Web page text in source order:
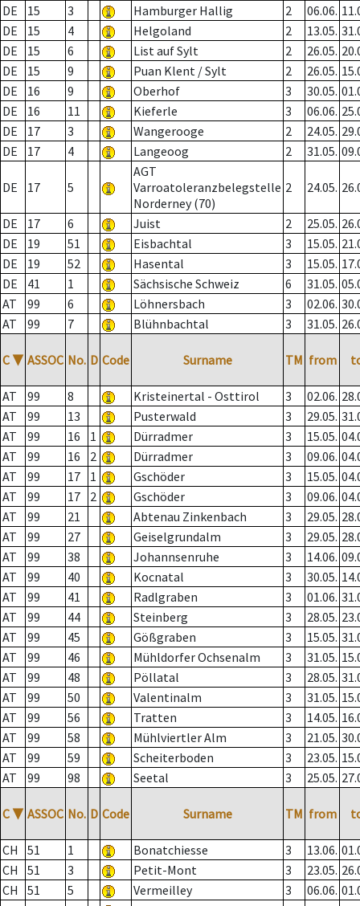
DE
15 3 Hamburger Hallig 2 06.06.
DE
15 4 Helgoland 2 13.05.
DE
15 6 List auf Sylt 2 26.05.
DE
15 9 Puan Klent / Sylt 2 26.05.
DE
16 9 Oberhof 3 30.05.
DE
16 11 Kieferle 3 06.06.
DE
17 3 Wangerooge 2 24.05.
DE
17 4 Langeoog 2 31.05.
DE 17 5
AGT
Varroatoleranzbelegstelle
Norderney (70)
2 24.05.
DE 17 6 Juist 2 25.05.
DE
19 51 Eisbachtal 3 15.05.
DE
19 52 Hasental 3 15.05.
DE
41 1 Sächsische Schweiz 6 31.05.
AT
99 6 Löhnersbach 3 02.06.
AT
99 7 Blühnbachtal 3 31.05.
C ▼ ASSOC No. D Code Surname TM from
AT 99 8 Kristeinertal - Osttirol 3 02.06.
AT
99 13 Pusterwald 3 29.05.
AT
99 16 1 Dürradmer 3 15.05.
AT
99 16 2 Dürradmer 3 09.06.
AT
99 17 1 Gschöder 3 15.05.
AT
99 17 2 Gschöder 3 09.06.
AT
99 21 Abtenau Zinkenbach 3 29.05.
AT
99 27 Geiselgrundalm 3 29.05.
AT
99 38 Johannsenruhe 3 14.06.
AT
99 40 Kocnatal 3 30.05.
AT
99 41 Radlgraben 3 01.06.
AT
99 44 Steinberg 3 28.05.
AT
99 45 Gößgraben 3 15.05.
AT
99 46 Mühldorfer Ochsenalm 3 31.05.
AT
99 48 Pöllatal 3 28.05.
AT
99 50 Valentinalm 3 31.05.
AT
99 56 Tratten 3 14.05.
AT
99 58 Mühlviertler Alm 3 21.05.
AT
99 59 Scheiterboden 3 23.05.
AT
99 98 Seetal 3 25.05.
C ▼ ASSOC No. D Code Surname TM from
CH 51 1 Bonatchiesse 3 13.06.
CH
51 3 Petit-Mont 3 23.05.
CH
51 5 Vermeilley 3 06.06.